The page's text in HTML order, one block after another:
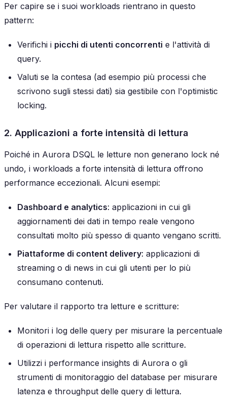
Per capire se i suoi workloads rientrano in questo
pattern:
Verifichi i picchi di utenti concorrenti e l'attività di
query.
Valuti se la contesa (ad esempio più processi che
scrivono sugli stessi dati) sia gestibile con l'optimistic
locking.
2. Applicazioni a forte intensità di lettura
Poiché in Aurora DSQL le letture non generano lock né
undo, i workloads a forte intensità di lettura offrono
performance eccezionali. Alcuni esempi:
Dashboard e analytics: applicazioni in cui gli
aggiornamenti dei dati in tempo reale vengono
consultati molto più spesso di quanto vengano scritti.
Piattaforme di content delivery: applicazioni di
streaming o di news in cui gli utenti per lo più
consumano contenuti.
Per valutare il rapporto tra letture e scritture:
Monitori i log delle query per misurare la percentuale
di operazioni di lettura rispetto alle scritture.
Utilizzi i performance insights di Aurora o gli
strumenti di monitoraggio del database per misurare
latenza e throughput delle query di lettura.